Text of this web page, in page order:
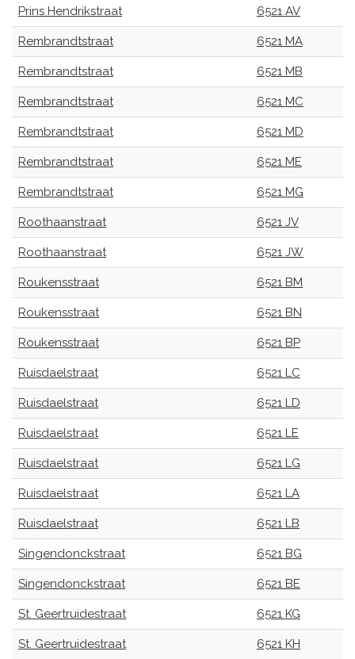
Prins Hendrikstraat 6521 AV
Rembrandtstraat 6521 MA
Rembrandtstraat 6521 MB
Rembrandtstraat 6521 MC
Rembrandtstraat 6521 MD
Rembrandtstraat 6521 ME
Rembrandtstraat 6521 MG
Roothaanstraat 6521 JV
Roothaanstraat 6521 JW
Roukensstraat 6521 BM
Roukensstraat 6521 BN
Roukensstraat 6521 BP
Ruisdaelstraat 6521 LC
Ruisdaelstraat 6521 LD
Ruisdaelstraat 6521 LE
Ruisdaelstraat 6521 LG
Ruisdaelstraat 6521 LA
Ruisdaelstraat 6521 LB
Singendonckstraat 6521 BG
Singendonckstraat 6521 BE
St. Geertruidestraat 6521 KG
St. Geertruidestraat 6521 KH